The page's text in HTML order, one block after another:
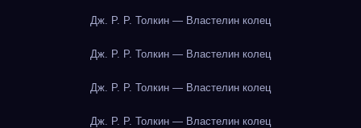
Дж. Р. Р. Толкин — Властелин колец
Дж. Р. Р. Толкин — Властелин колец
Дж. Р. Р. Толкин — Властелин колец
Дж. Р. Р. Толкин — Властелин колец